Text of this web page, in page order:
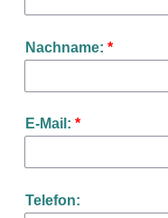
Nachname: *
E-Mail: *
Telefon: